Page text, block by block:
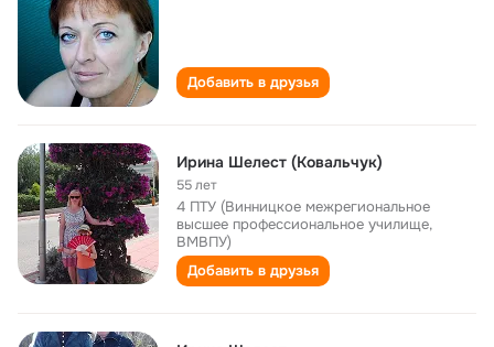
Добавить в друзья
Ирина Шелест (Ковальчук)
55 лет
4 ПТУ (Винницкое межрегиональное
высшее профессиональное училище,
ВМВПУ)
Добавить в друзья